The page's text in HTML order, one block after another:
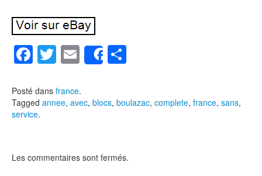
F
c
e
o
T
tt
er
E
m
ail
Share
ta
g
Posté dans france.
Tagged annee, avec, blocs, boulazac, complete, france, sans,
service.
Les commentaires sont fermés.